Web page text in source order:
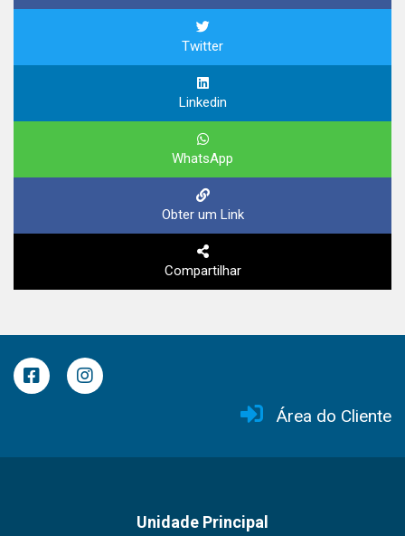
Twitter
Linkedin
WhatsApp
Obter um Link
Compartilhar
Área do Cliente
Unidade Principal